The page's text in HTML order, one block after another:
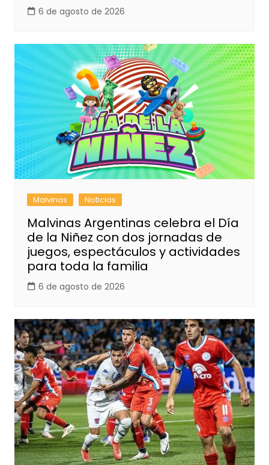
6 de agosto de 2026
Malvinas Noticias
Malvinas Argentinas celebra el Día
de la Niñez con dos jornadas de
juegos, espectáculos y actividades
para toda la familia
6 de agosto de 2026